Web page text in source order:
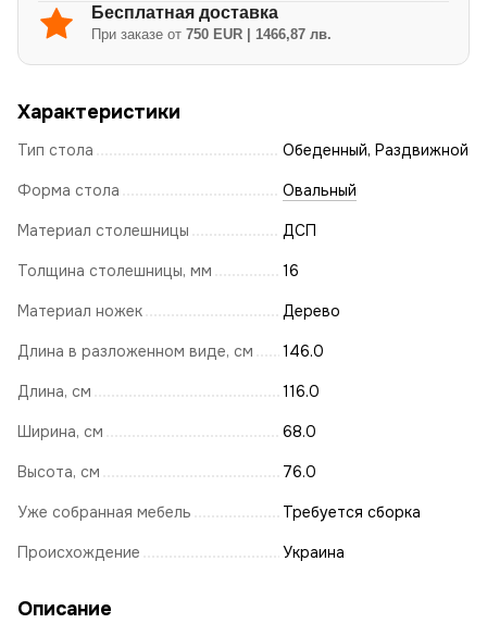
Бесплатная доставка
При заказе от 750 EUR | 1466,87 лв.
Характеристики
Тип стола Обеденный, Раздвижной
Форма стола Овальный
Материал столешницы ДСП
Толщина столешницы, мм 16
Материал ножек Дерево
Длина в разложенном виде, см 146.0
Длина, см 116.0
Ширина, см 68.0
Высота, см 76.0
Уже собранная мебель Требуется сборка
Происхождение Украина
Описание